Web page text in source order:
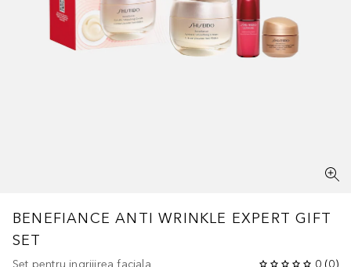
BENEFIANCE ANTI WRINKLE EXPERT GIFT
SET
Set pentru ingrijirea faciala 0 (0)